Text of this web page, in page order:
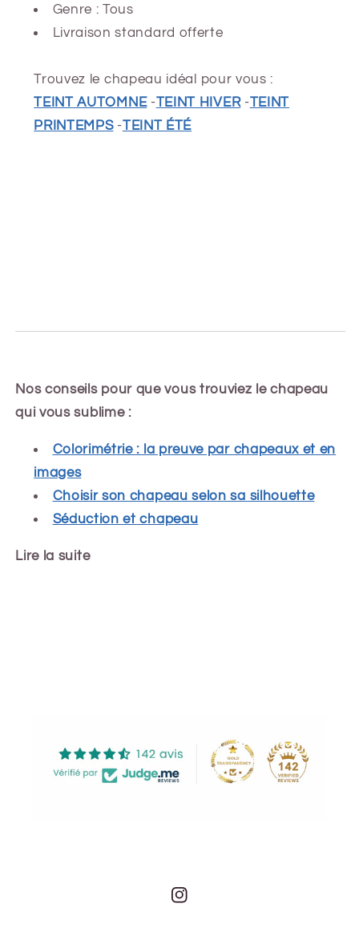
Genre : Tous
Livraison standard offerte
Trouvez le chapeau idéal pour vous :
TEINT AUTOMNE-TEINT HIVER-TEINT
PRINTEMPS-TEINT ÉTÉ
Nos conseils pour que vous trouviez le chapeau
qui vous sublime :
Colorimétrie : la preuve par chapeaux et en
images
Choisir son chapeau selon sa silhouette
Séduction et chapeau
Lire la suite
Instagram